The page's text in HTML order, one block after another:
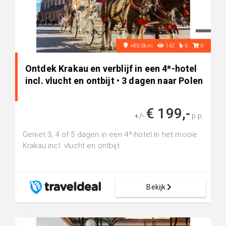
+80.0km 142 6 0
Ontdek Krakau en verblijf in een 4*-hotel
incl. vlucht en ontbijt • 3 dagen naar Polen
+/- € 199,- p.p.
Geniet 3, 4 of 5 dagen in een 4*-hotel in het mooie
Krakau incl. vlucht en ontbijt
Bekijk